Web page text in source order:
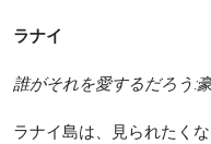
ラナイ
誰がそれを愛するだろう:
ラナイ島は、見られたく